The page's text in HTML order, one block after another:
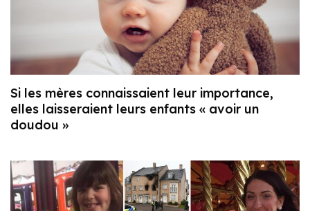
Si les mères connaissaient leur importance,
elles laisseraient leurs enfants « avoir un
doudou »